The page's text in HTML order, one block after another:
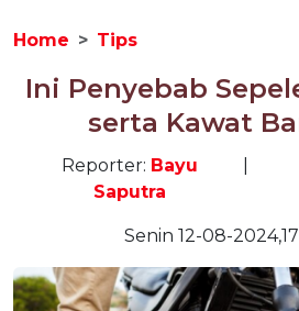
Home Tips
Ini Penyebab
serta Kawat
Reporter: Bayu
Saputra
Senin 12-08-